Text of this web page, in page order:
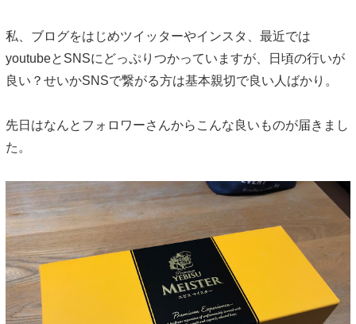
私、ブログをはじめツイッターやインスタ、最近では
youtubeとSNSにどっぷりつかっていますが、日頃の行いが
良い？せいかSNSで繋がる方は基本親切で良い人ばかり。
先日はなんとフォロワーさんからこんな良いものが届きまし
た。